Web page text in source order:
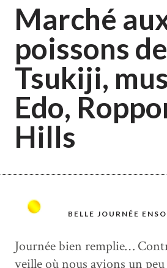
Marché
poissons de
Tsukiji,
Edo,
Hills
BELLE JOURNÉE
Journée bien remplie…
veille où nous avions un